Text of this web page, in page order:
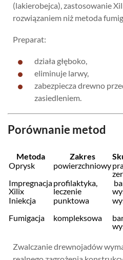
(lakierobejca), zastosowanie
rozwiązaniem niż metoda
Preparat:
działa głęboko,
eliminuje larwy,
zabezpiecza drewno
zasiedleniem.
Porównanie metod
Metoda Zakres
Oprysk
powierzchniowy
Impregnacja
Xilix
profilaktyka,
leczenie
Iniekcja
punktowa
Fumigacja
kompleksowa
Zwalczanie drewnojadów